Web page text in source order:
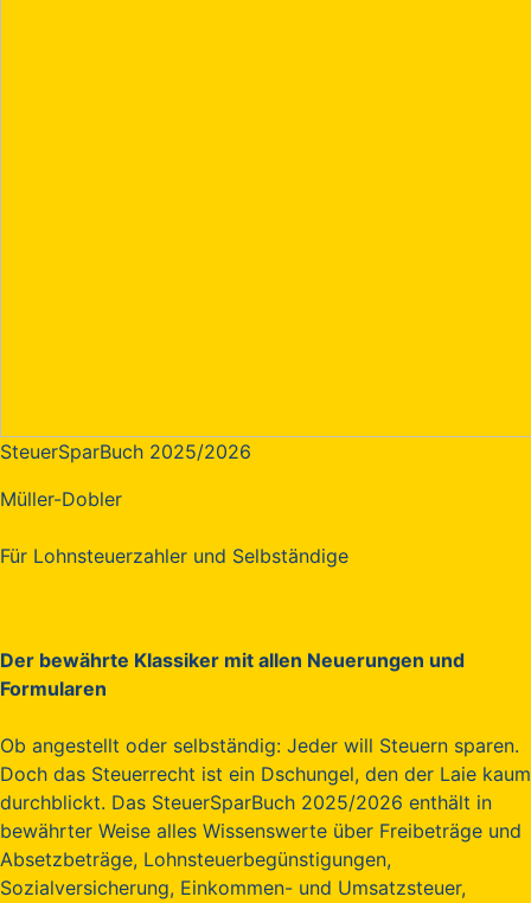
SteuerSparBuch 2025/2026
Müller-Dobler
Für Lohnsteuerzahler und Selbständige
Der bewährte Klassiker mit allen Neuerungen und
Formularen
Ob angestellt oder selbständig: Jeder will Steuern sparen.
Doch das Steuerrecht ist ein Dschungel, den der Laie kaum
durchblickt. Das SteuerSparBuch 2025/2026 enthält in
bewährter Weise alles Wissenswerte über Freibeträge und
Absetzbeträge, Lohnsteuerbegünstigungen,
Sozialversicherung, Einkommen- und Umsatzsteuer,